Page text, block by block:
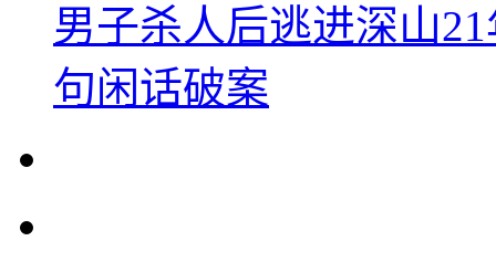
男子杀人后逃进深山
句闲话破案